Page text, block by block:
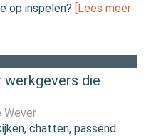
op inspelen? [Lees meer
die
Wever
chatten, passend